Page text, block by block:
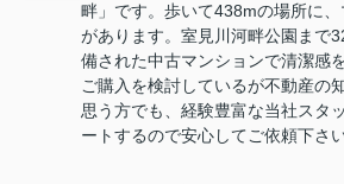
畔」です。歩いて438mの場所に
があります。室見川河畔公園まで
備された中古マンションで清潔感
ご購入を検討しているが不動産の
思う方でも、経験豊富な当社スタ
ートするので安心してご依頼下さい